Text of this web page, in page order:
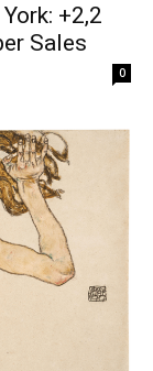
+2,2
Sales
0